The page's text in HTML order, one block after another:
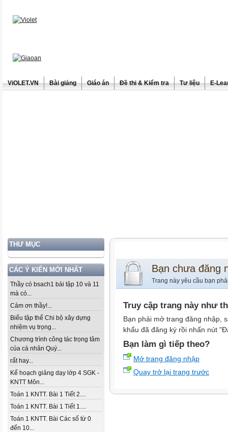
ViOLET.VN Bài giảng Giáo án Đề thi & Kiểm tra Tư liệu E-
THƯ MỤC
CÁC Ý KIẾN MỚI NHẤT
Thầy có bsach1 bài tập 10 và 11
mà có...
Cảm ơn thầy!...
Biểu tập thể Chi bộ xây dựng
nhiệm vụ trọng...
Chương trình công tác trọng tâm
của cá nhân Quý...
rất hay...
Kế hoạch giảng dạy lớp 4 SGK -
KNTT Môn...
Toán 1 KNTT. Bài 1 Tiết 2....
Toán 1 KNTT. Bài 1 Tiết 1....
Toán 1 KNTT. Bài Các số từ 0
đến 10...
Bạn chưa đăng
Trang này yêu cầu bạn
Truy cập trang này như
Bạn phải mở trang đăng nhập,
khẩu đã đăng ký rồi nhấn nút
Bạn làm gì tiếp theo?
Mở trang đăng nhập
Quay trở lại trang trước